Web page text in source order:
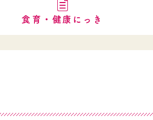
食育・健康にっき